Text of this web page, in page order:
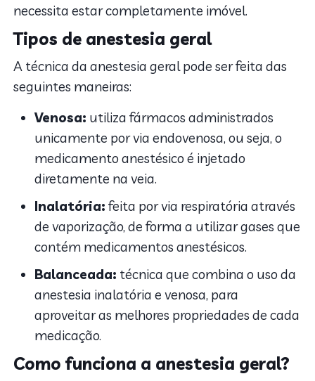
necessita estar completamente imóvel.
Tipos de anestesia geral
A técnica da anestesia geral pode ser feita das
seguintes maneiras:
Venosa: utiliza fármacos administrados
unicamente por via endovenosa, ou seja, o
medicamento anestésico é injetado
diretamente na veia.
Inalatória: feita por via respiratória através
de vaporização, de forma a utilizar gases que
contém medicamentos anestésicos.
Balanceada: técnica que combina o uso da
anestesia inalatória e venosa, para
aproveitar as melhores propriedades de cada
medicação.
Como funciona a anestesia geral?